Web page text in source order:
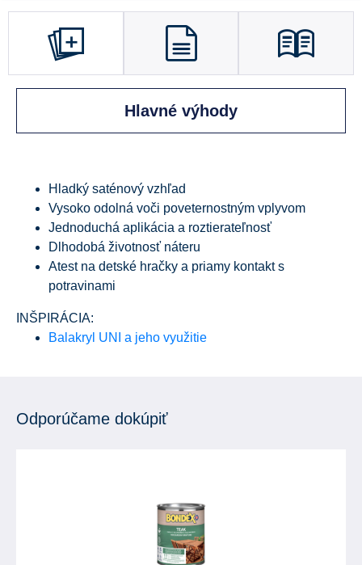
Hlavné výhody
Hladký saténový vzhľad
Vysoko odolná voči poveternostným vplyvom
Jednoduchá aplikácia a roztierateľnosť
Dlhodobá životnosť náteru
Atest na detské hračky a priamy kontakt s
potravinami
INŠPIRÁCIA:
Balakryl UNI a jeho využitie
Odporúčame dokúpiť